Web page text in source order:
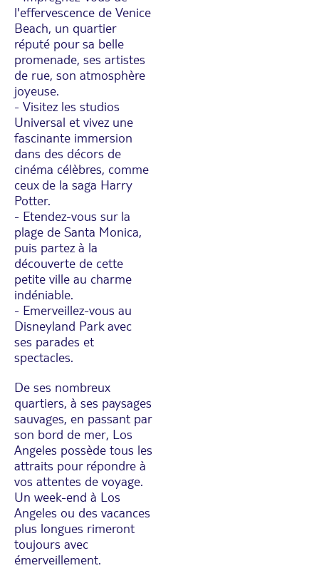
l'effervescence de Venice
Beach, un quartier
réputé pour sa belle
promenade, ses artistes
de rue, son atmosphère
joyeuse.
- Visitez les studios
Universal et vivez une
fascinante immersion
dans des décors de
cinéma célèbres, comme
ceux de la saga Harry
Potter.
- Etendez-vous sur la
plage de Santa Monica,
puis partez à la
découverte de cette
petite ville au charme
indéniable.
- Emerveillez-vous au
Disneyland Park avec
ses parades et
spectacles.
De ses nombreux
quartiers, à ses paysages
sauvages, en passant par
son bord de mer, Los
Angeles possède tous les
attraits pour répondre à
vos attentes de voyage.
Un week-end à Los
Angeles ou des vacances
plus longues rimeront
toujours avec
émerveillement.